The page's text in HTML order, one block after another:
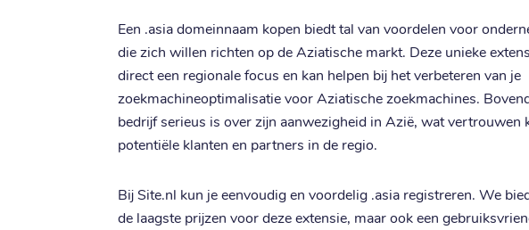
Een .asia domeinnaam kopen biedt tal van voordelen voor
die zich willen richten op de Aziatische markt. Deze unieke
direct een regionale focus en kan helpen bij het verbeteren van je
zoekmachineoptimalisatie voor Aziatische zoekmachines.
bedrijf serieus is over zijn aanwezigheid in Azië, wat vertrouwen
potentiële klanten en partners in de regio.
Bij Site.nl kun je eenvoudig en voordelig .asia registreren. We
de laagste prijzen voor deze extensie, maar ook een